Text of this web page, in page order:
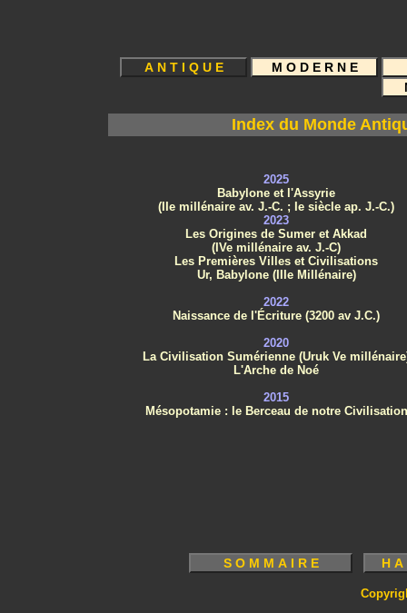
Index du Monde
2025
Babylone et l'Assyrie
(IIe millénaire av. J.-C. ; Ie siècle ap. J.-C.)
2023
Les Origines de Sumer et Akkad
(IVe millénaire av. J.-C)
Les Premières Villes et Civilisations
Ur, Babylone (IIIe Millénaire)
2022
Naissance de l'Écriture (3200 av J.C.)
2020
La Civilisation Sumérienne (Uruk Ve
L'Arche de Noé
2015
Mésopotamie : le Berceau de notre Civilisation